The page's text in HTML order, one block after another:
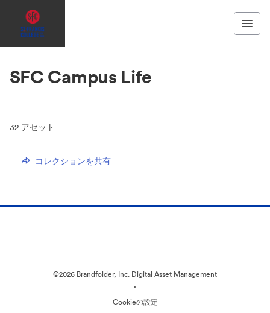
SFC Campus Life
32 アセット
コレクションを共有
©2026 Brandfolder, Inc. Digital Asset Management
·
Cookieの設定